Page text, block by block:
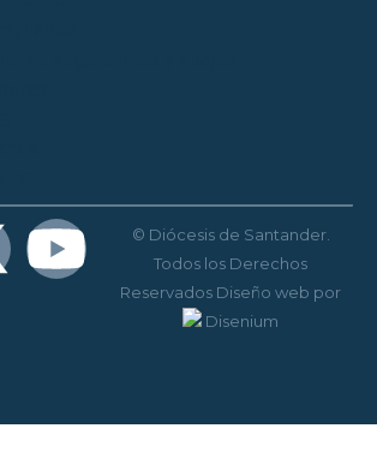
© Diócesis de Santander.
Todos los Derechos
Reservados Diseño web por
Disenium